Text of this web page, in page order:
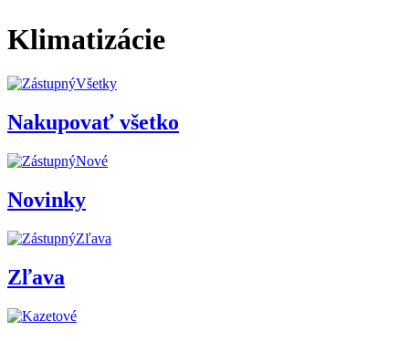
Klimatizácie
Všetky
Nakupovať všetko
Nové
Novinky
Zľava
Zľava